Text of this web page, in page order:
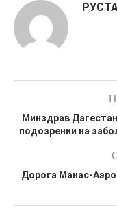
Минздрав
подозрении на
Дорога Манас-